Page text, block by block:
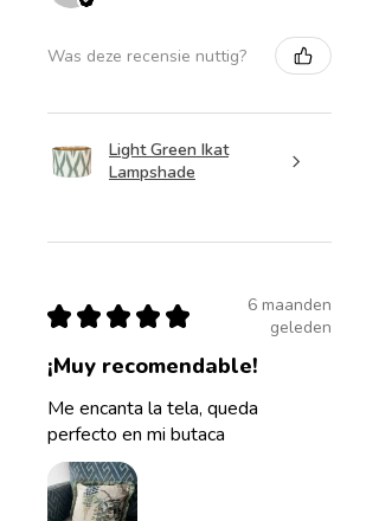
Was deze recensie nuttig?
Light Green Ikat
Lampshade
★ ★ ★ ★ ★
6 maanden
geleden
¡Muy recomendable!
Me encanta la tela, queda
perfecto en mi butaca